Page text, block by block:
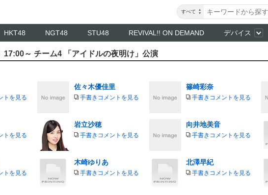
すべて
HKT48 NGT48 STU48 REVIVAL!! ON DEMAND デバイス
17:00～ チーム4 「アイドルの夜明け」公演
トを見る
佐々木優佳里
手書きコメントを見る
篠崎彩奈
手書きコメントを見る
トを見る
岩立沙穂
手書きコメントを見る
向井地美音
手書きコメントを見る
トを見る
木崎ゆりあ
手書きコメントを見る
北澤早紀
手書きコメントを見る